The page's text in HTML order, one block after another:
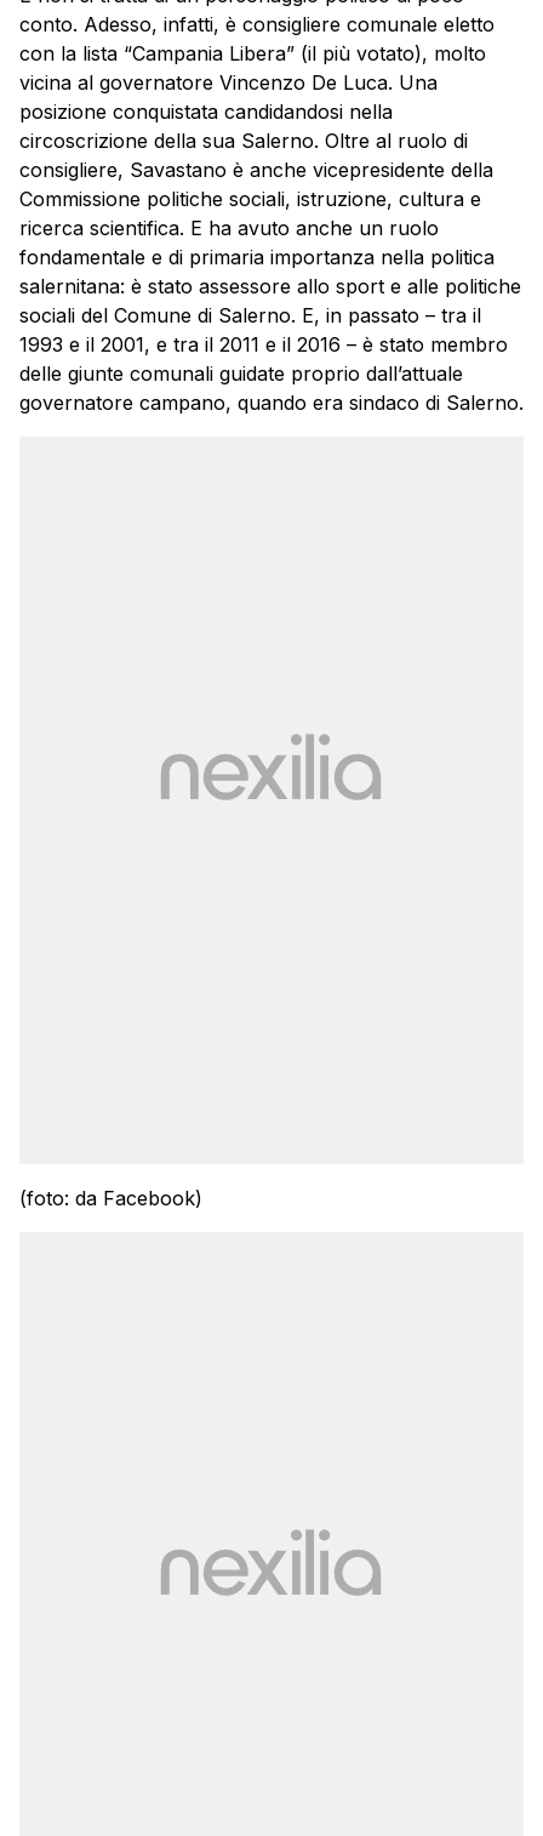
conto. Adesso, infatti, è consigliere comunale eletto
con la lista “Campania Libera” (il più votato), molto
vicina al governatore Vincenzo De Luca. Una
posizione conquistata candidandosi nella
circoscrizione della sua Salerno. Oltre al ruolo di
consigliere, Savastano è anche vicepresidente della
Commissione politiche sociali, istruzione, cultura e
ricerca scientifica. E ha avuto anche un ruolo
fondamentale e di primaria importanza nella politica
salernitana: è stato assessore allo sport e alle politiche
sociali del Comune di Salerno. E, in passato – tra il
1993 e il 2001, e tra il 2011 e il 2016 – è stato membro
delle giunte comunali guidate proprio dall’attuale
governatore campano, quando era sindaco di Salerno.
(foto: da Facebook)